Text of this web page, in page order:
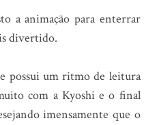
a animação para enterrar
divertido.
possui um ritmo de leitura
com a Kyoshi e o final
imensamente que o